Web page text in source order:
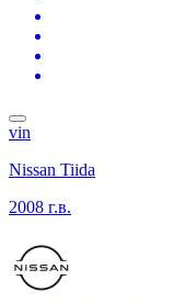
vin
Nissan Tiida
2008 г.в.